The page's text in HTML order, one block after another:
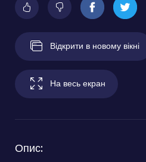
Відкрити в новому вікні
На весь екран
Опис: